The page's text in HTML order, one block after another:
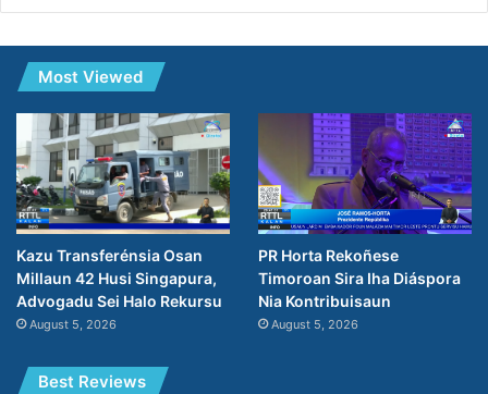
Most Viewed
Kazu Transferénsia Osan
Millaun 42 Husi Singapura,
Advogadu Sei Halo Rekursu
August 5, 2026
PR Horta Rekoñese
Timoroan Sira Iha Diáspora
Nia Kontribuisaun
August 5, 2026
Best Reviews